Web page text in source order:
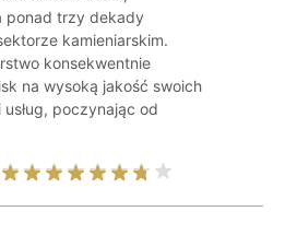
ponad trzy dekady
kamieniarskim.
konsekwentnie
na wysoką jakość swoich
poczynając od